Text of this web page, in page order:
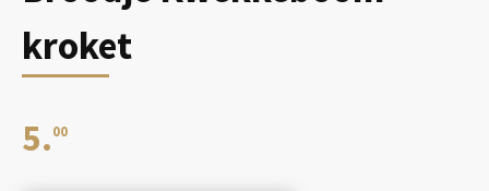
kroket
5. 00